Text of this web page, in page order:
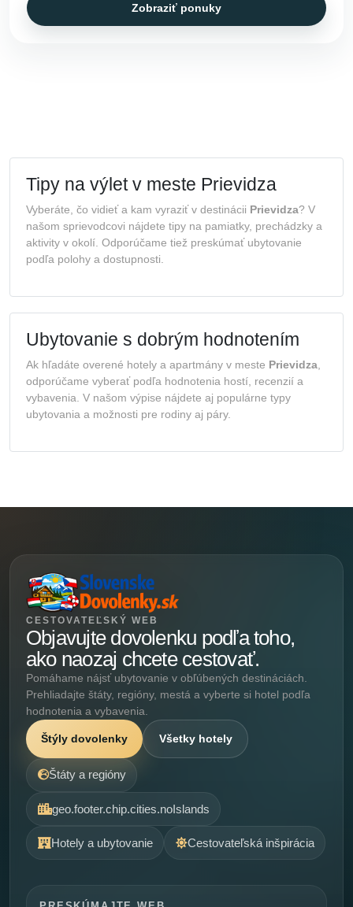
Zobraziť ponuky
Tipy na výlet v meste Prievidza
Vyberáte, čo vidieť a kam vyraziť v destinácii Prievidza? V
našom sprievodcovi nájdete tipy na pamiatky, prechádzky a
aktivity v okolí. Odporúčame tiež preskúmať ubytovanie
podľa polohy a dostupnosti.
Ubytovanie s dobrým hodnotením
Ak hľadáte overené hotely a apartmány v meste Prievidza,
odporúčame vyberať podľa hodnotenia hostí, recenzií a
vybavenia. V našom výpise nájdete aj populárne typy
ubytovania a možnosti pre rodiny aj páry.
CESTOVATEĽSKÝ WEB
Objavujte dovolenku podľa toho,
ako naozaj chcete cestovať.
Pomáhame nájsť ubytovanie v obľúbených destináciách.
Prehliadajte štáty, regióny, mestá a vyberte si hotel podľa
hodnotenia a vybavenia.
Štýly dovolenky Všetky hotely
Štáty a regióny
geo.footer.chip.cities.noIslands
Hotely a ubytovanie Cestovateľská inšpirácia